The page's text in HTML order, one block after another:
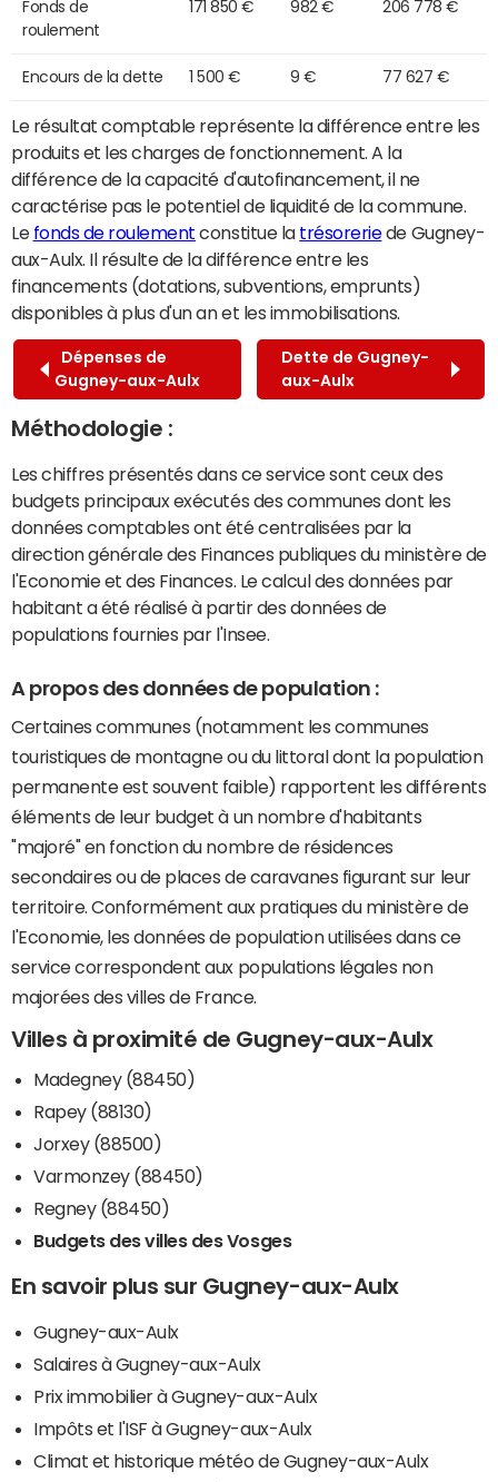
Fonds de
roulement
171 850 € 982 € 206 778 €
Encours de la dette 1 500 € 9 € 77 627 €
Le résultat comptable représente la différence entre les
produits et les charges de fonctionnement. A la
différence de la capacité d'autofinancement, il ne
caractérise pas le potentiel de liquidité de la commune.
Le fonds de roulement constitue la trésoreriede Gugney-
aux-Aulx. Il résulte de la différence entre les
financements (dotations, subventions, emprunts)
disponibles à plus d'un an et les immobilisations.
Dépenses de
Gugney-aux-Aulx
Dette de Gugney-
aux-Aulx
Méthodologie :
Les chiffres présentés dans ce service sont ceux des
budgets principaux exécutés des communes dont les
données comptables ont été centralisées par la
direction générale des Finances publiques du ministère de
l'Economie et des Finances. Le calcul des données par
habitant a été réalisé à partir des données de
populations fournies par l'Insee.
A propos des données de population :
Certaines communes (notamment les communes
touristiques de montagne ou du littoral dont la population
permanente est souvent faible) rapportent les différents
éléments de leur budget à un nombre d'habitants
"majoré" en fonction du nombre de résidences
secondaires ou de places de caravanes figurant sur leur
territoire. Conformément aux pratiques du ministère de
l'Economie, les données de population utilisées dans ce
service correspondent aux populations légales non
majorées des villes de France.
Villes à proximité de Gugney-aux-Aulx
Madegney (88450)
Rapey (88130)
Jorxey (88500)
Varmonzey (88450)
Regney (88450)
Budgets des villes des Vosges
En savoir plus sur Gugney-aux-Aulx
Gugney-aux-Aulx
Salaires à Gugney-aux-Aulx
Prix immobilier à Gugney-aux-Aulx
Impôts et l'ISF à Gugney-aux-Aulx
Climat et historique météo de Gugney-aux-Aulx